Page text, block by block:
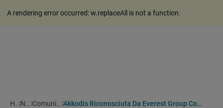
A rendering error occurred:w.replaceAll is not a function.
Home Notizie Comunicati stampa Akkodis Riconosciuta Da Everest Group Come Leader Globale Nei Veicoli Definiti Dal Software